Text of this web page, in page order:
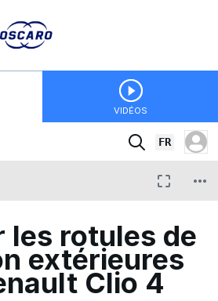
VIDÉOS
FR
les rotules de
extérieures
Clio 4